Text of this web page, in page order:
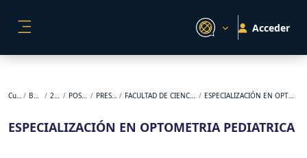
Acceder
Cursos BACKUP 2024-2 POSGRADO PRESENCIAL FACULTAD DE CIENCIAS DE LA SALUD ESPECIALIZACIÓN EN OPTOMETRIA PEDIATRICA
ESPECIALIZACIÓN EN OPTOMETRIA PEDIATRICA